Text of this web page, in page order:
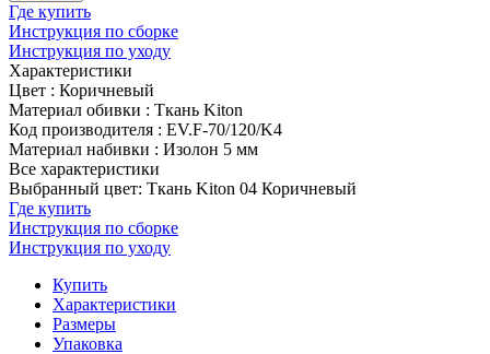
Где купить
Инструкция по сборке
Инструкция по уходу
Характеристики
Цвет : Коричневый
Материал обивки : Ткань Kiton
Код производителя : EV.F-70/120/K4
Материал набивки : Изолон 5 мм
Все характеристики
Выбранный цвет: Ткань Kiton 04 Коричневый
Где купить
Инструкция по сборке
Инструкция по уходу
Купить
Характеристики
Размеры
Упаковка